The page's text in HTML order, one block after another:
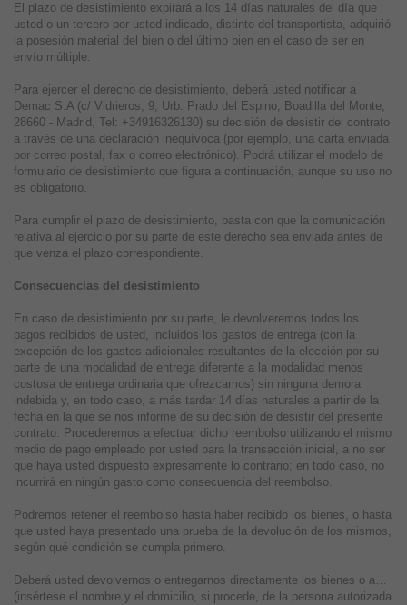
El plazo de desistimiento expirará a los 14 días naturales del día que
usted o un tercero por usted indicado, distinto del transportista, adquirió
la posesión material del bien o del último bien en el caso de ser en
envío múltiple.
Para ejercer el derecho de desistimiento, deberá usted notificar a
Demac S.A (c/ Vidrieros, 9, Urb. Prado del Espino, Boadilla del Monte,
28660 - Madrid, Tel: +34916326130) su decisión de desistir del contrato
a través de una declaración inequívoca (por ejemplo, una carta enviada
por correo postal, fax o correo electrónico). Podrá utilizar el modelo de
formulario de desistimiento que figura a continuación, aunque su uso no
es obligatorio.
Para cumplir el plazo de desistimiento, basta con que la comunicación
relativa al ejercicio por su parte de este derecho sea enviada antes de
que venza el plazo correspondiente.
Consecuencias del desistimiento
En caso de desistimiento por su parte, le devolveremos todos los
pagos recibidos de usted, incluidos los gastos de entrega (con la
excepción de los gastos adicionales resultantes de la elección por su
parte de una modalidad de entrega diferente a la modalidad menos
costosa de entrega ordinaria que ofrezcamos) sin ninguna demora
indebida y, en todo caso, a más tardar 14 días naturales a partir de la
fecha en la que se nos informe de su decisión de desistir del presente
contrato. Procederemos a efectuar dicho reembolso utilizando el mismo
medio de pago empleado por usted para la transacción inicial, a no ser
que haya usted dispuesto expresamente lo contrario; en todo caso, no
incurrirá en ningún gasto como consecuencia del reembolso.
Podremos retener el reembolso hasta haber recibido los bienes, o hasta
que usted haya presentado una prueba de la devolución de los mismos,
según qué condición se cumpla primero.
Deberá usted devolvernos o entregarnos directamente los bienes o a…
(insértese el nombre y el domicilio, si procede, de la persona autorizada